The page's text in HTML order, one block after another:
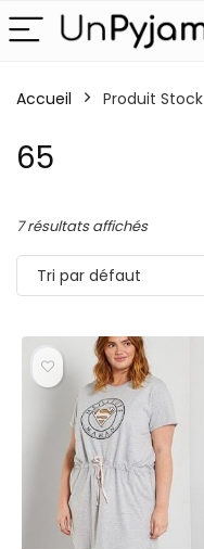
Accueil Produit Stock
65
7 résultats affichés
Tri par défaut